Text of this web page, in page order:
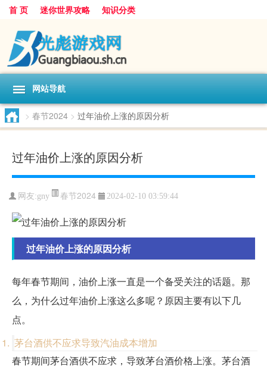
首 页 迷你世界攻略 知识分类
网站导航
> 春节2024 > 过年油价上涨的原因分析
过年油价上涨的原因分析
网友:gny 春节2024 2024-02-10 03:59:44
过年油价上涨的原因分析
每年春节期间，油价上涨一直是一个备受关注的话题。那
么，为什么过年油价上涨这么多呢？原因主要有以下几
点。
茅台酒供不应求导致汽油成本增加
春节期间茅台酒供不应求，导致茅台酒价格上涨。茅台酒